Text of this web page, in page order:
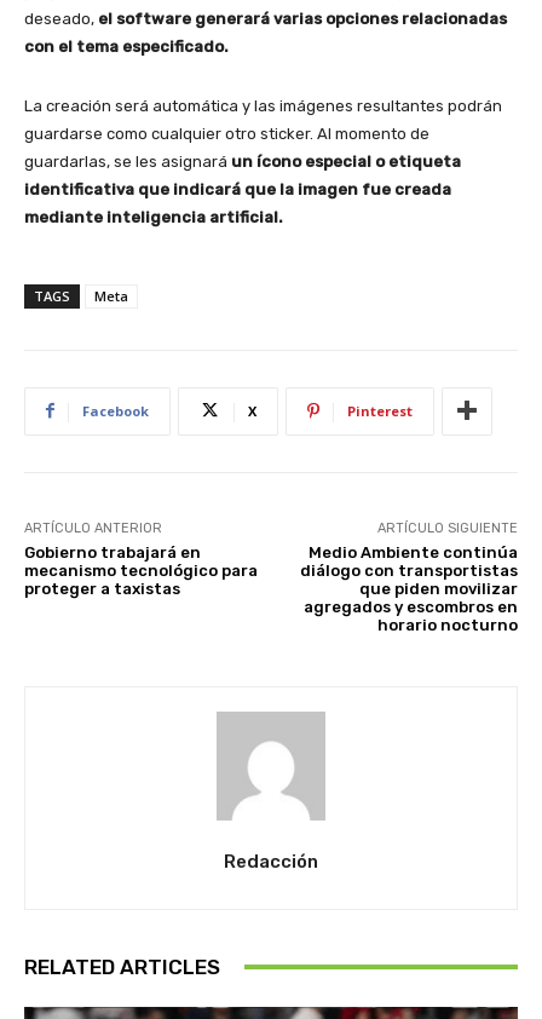
deseado, el software generará varias opciones relacionadas
con el tema especificado.
La creación será automática y las imágenes resultantes podrán
guardarse como cualquier otro sticker. Al momento de
guardarlas, se les asignará un ícono especial o etiqueta
identificativa que indicará que la imagen fue creada
mediante inteligencia artificial.
TAGS Meta
Facebook X Pinterest
ARTÍCULO ANTERIOR
Gobierno trabajará en
mecanismo tecnológico para
proteger a taxistas
ARTÍCULO SIGUIENTE
Medio Ambiente continúa
diálogo con transportistas
que piden movilizar
agregados y escombros en
horario nocturno
Redacción
RELATED ARTICLES